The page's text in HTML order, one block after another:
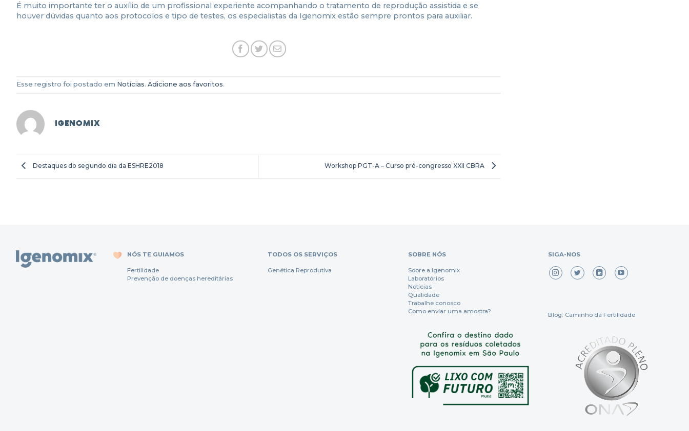
É muito importante ter o auxílio de um profissional experiente acompanhando o tratamento de reprodução assistida e se
houver dúvidas quanto aos protocolos e tipo de testes, os especialistas da Igenomix estão sempre prontos para auxiliar.
Esse registro foi postado em Notícias. Adicione aos favoritos.
IGENOMIX
Destaques do segundo dia da ESHRE2018 Workshop PGT-A – Curso pré-congresso XXII CBRA
NÓS TE GUIAMOS
Fertilidade
Prevençãode doenças hereditárias
TODOS OS SERVIÇOS
Genética Reprodutiva
SOBRE NÓS
Sobre a Igenomix
Laboratórios
Notícias
Qualidade
Trabalhe conosco
Como enviar uma amostra?
SIGA-NOS
Blog: Caminho da Fertilidade